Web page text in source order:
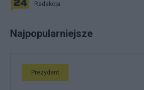
Redakcja
Najpopularniejsze
Prezydent